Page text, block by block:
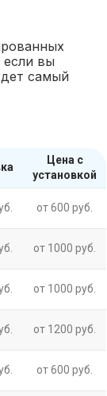
если вы
самый
Цена с
установкой
от 600 руб.
от 1000 руб.
от 1000 руб.
от 1200 руб.
от 600 руб.